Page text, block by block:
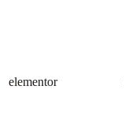
elementor